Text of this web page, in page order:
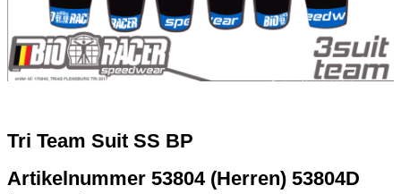
Tri Team Suit SS BP
Artikelnummer 53804 (Herren) 53804D